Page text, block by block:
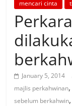
mencari cinta
January 5, 2014
majlis perkahwinan,
sebelum berkahwin,